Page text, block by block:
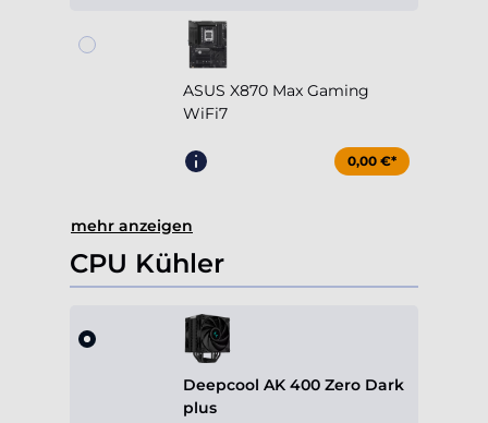
ASUS X870 Max Gaming
WiFi7
0,00 €*
mehr anzeigen
CPU Kühler
Deepcool AK 400 Zero Dark
plus